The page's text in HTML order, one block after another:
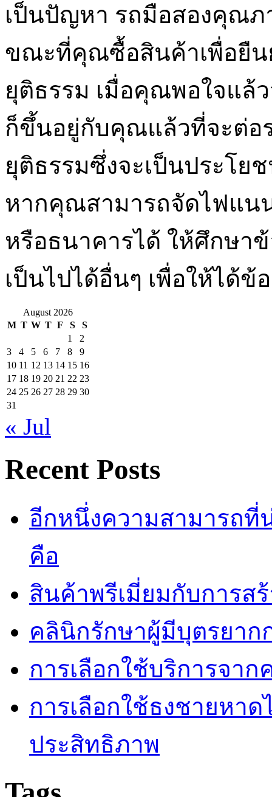
เป็นปัญหา รถมือสองคุณภ
ขณะที่คุณซื้อสินค้าเพื่อยื
ยุติธรรม เมื่อคุณพอใจแล้
ก็ขึ้นอยู่กับคุณแล้วที่จะต่อ
ยุติธรรมซึ่งจะเป็นประโ
หากคุณสามารถจัดไฟแน
หรือธนาคารได้ ให้ศึกษา
เป็นไปได้อื่นๆ เพื่อให้ได้
August 2026
M T W T F S
S
1
2
3
4 5 6 7 8
9
10 11 12 13 14 15 16
17 18 19 20 21 22 23
24 25 26 27 28 29 30
31
« Jul
Recent Posts
อีกหนึ่งความสามารถที่
คือ
สินค้าพรีเมี่ยมกับการส
คลินิกรักษาผู้มีบุตรยาก
การเลือกใช้บริการจา
การเลือกใช้ธงชายหาด
ประสิทธิภาพ